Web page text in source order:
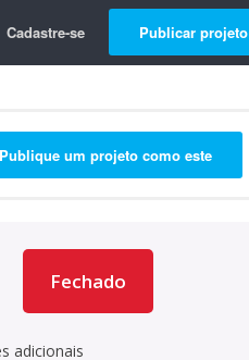
Cadastre-se Publicar projeto
Publique um projeto como este
Fechado
adicionais